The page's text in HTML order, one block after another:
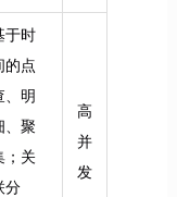
于时
的点
、明
、聚
；关
分
高
并
发